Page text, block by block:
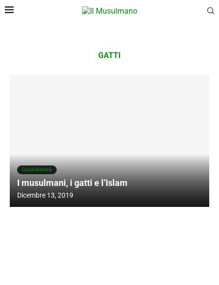
GATTI
Quotidianità
I musulmani, i gatti e l’Islam
Dicembre 13, 2019